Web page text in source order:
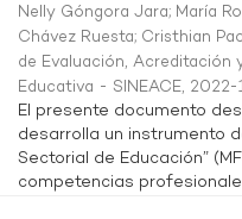
Nelly Góngora Jara; María
Chávez Ruesta; Cristhian
de Evaluación,
Educativa - SINEACE,
El presente documento
desarrolla un instrumento
Sectorial de Educación”
competencias